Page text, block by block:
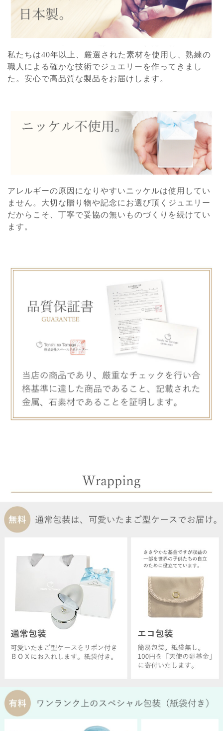
私たちは40年以上、厳選された素材を使用し、熟練の
職人による確かな技術でジュエリーを作ってきまし
た。安心で高品質な製品をお届けします。
アレルギーの原因になりやすいニッケルは使用してい
ません。大切な贈り物や記念にお選び頂くジュエリー
だからこそ、丁寧で妥協の無いものづくりを続けてい
ます。